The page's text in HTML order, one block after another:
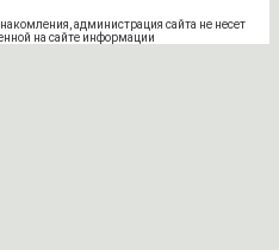
администрация сайта не несет
на сайте информации